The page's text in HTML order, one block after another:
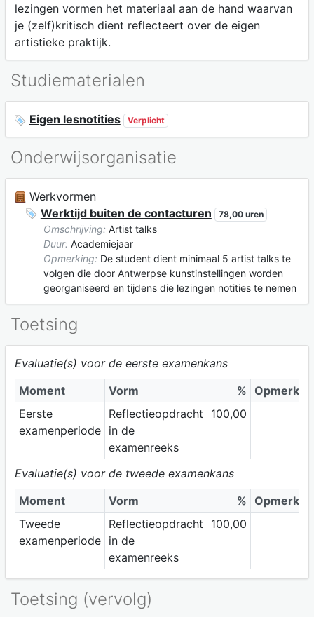
lezingen vormen het materiaal aan de hand waarvan
je (zelf)kritisch dient reflecteert over de eigen
artistieke praktijk.
Studiematerialen
Eigen lesnotities Verplicht
Onderwijsorganisatie
Werkvormen
Werktijd buiten de contacturen
78,00 uren
Omschrijving: Artist talks
Duur: Academiejaar
Opmerking: De student dient minimaal 5 artist talks te
volgen die door Antwerpse kunstinstellingen worden
georganiseerd en tijdens die lezingen notities te nemen
Toetsing
Evaluatie(s) voor de eerste examenkans
Moment
Vorm %
Eerste
examenperiode
Reflectieopdracht
in de
examenreeks
100,00
Evaluatie(s) voor de tweede examenkans
Moment
Vorm %
Tweede
examenperiode
Reflectieopdracht
in de
examenreeks
100,00
Toetsing (vervolg)